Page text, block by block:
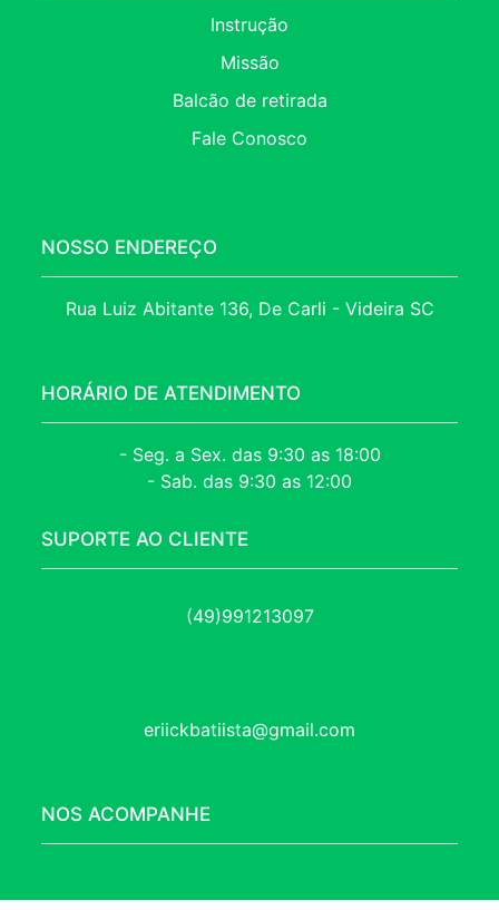
Instrução
Missão
Balcão de retirada
Fale Conosco
NOSSO ENDEREÇO
Rua Luiz Abitante 136, De Carli - Videira SC
HORÁRIO DE ATENDIMENTO
- Seg. a Sex. das 9:30 as 18:00
- Sab. das 9:30 as 12:00
SUPORTE AO CLIENTE
(49)991213097
eriickbatiista@gmail.com
NOS ACOMPANHE